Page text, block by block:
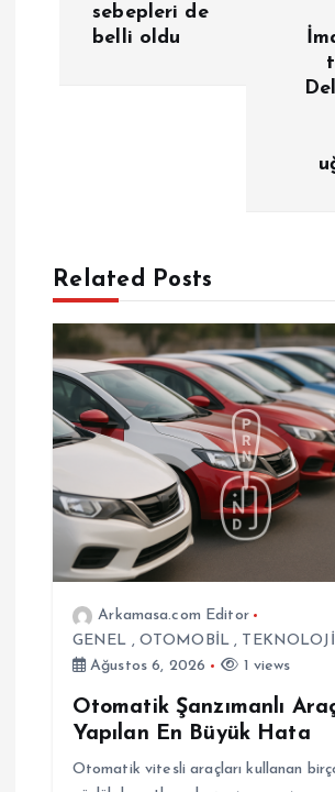
n
m
e
s
sebepleri de
belli oldu
Related Posts
Arkamasa.com Editor
GENEL , OTOMOBİL , TEKNOLOJİ
Ağustos 6, 2026
1 views
Otomatik Şanzımanlı
Yapılan En Büyük Hata
Otomatik vitesli araçları kullanan